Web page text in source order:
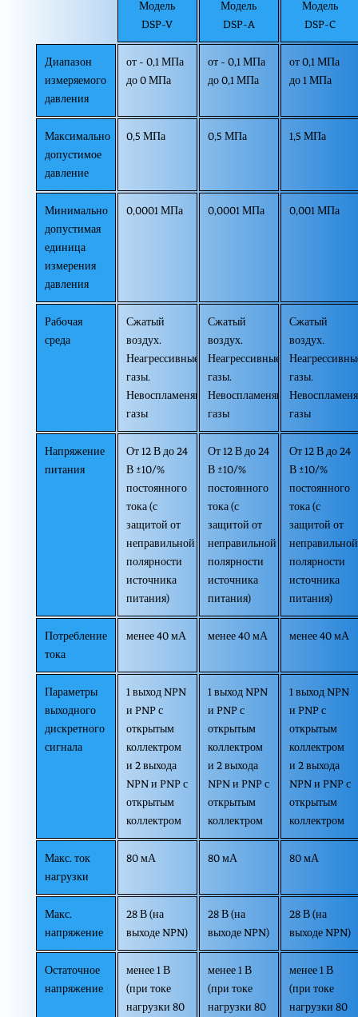
Модель
DSP-V
Модель
DSP-A
Модель
DSP-C
Диапазон
измеряемого
давления
от - 0,1 МПа
до 0 МПа
от - 0,1 МПа
до 0,1 МПа
от 0,1 МПа
до 1 МПа
Максимально
допустимое
давление
0,5 МПа 0,5 МПа 1,5 МПа
Минимально
допустимая
единица
измерения
давления
0,0001 МПа 0,0001 МПа 0,001 МПа
Рабочая
среда
Сжатый
воздух.
Неагрессивные
газы.
Невоспламеняющиеся
газы
Сжатый
воздух.
Неагрессивные
газы.
Невоспламеняющиеся
газы
Сжатый
воздух.
газы.
газы
Напряжение
питания
От 12 В до 24
В ±10/%
постоянного
тока (с
защитой от
неправильной
полярности
источника
питания)
От 12 В до 24
В ±10/%
постоянного
тока (с
защитой от
неправильной
полярности
источника
питания)
От 12 В до 24
В ±10/%
постоянного
тока (с
защитой от
неправильной
полярности
источника
питания)
Потребление
тока
менее 40 мА менее 40 мА менее 40 мА
Параметры
выходного
дискретного
сигнала
1 выход NPN
и PNP с
открытым
коллектром
и 2 выхода
NPN и PNP с
открытым
коллектром
1 выход NPN
и PNP с
открытым
коллектром
и 2 выхода
NPN и PNP с
открытым
коллектром
1 выход NPN
и PNP с
открытым
коллектром
и 2 выхода
NPN и PNP с
открытым
коллектром
Макс. ток
нагрузки
80 мА 80 мА 80 мА
Макс.
напряжение
28 В (на
выходе NPN)
28 В (на
выходе NPN)
28 В (на
выходе NPN)
Остаточное
напряжение
менее 1 В
(при токе
нагрузки 80
менее 1 В
(при токе
нагрузки 80
менее 1 В
(при токе
нагрузки 80